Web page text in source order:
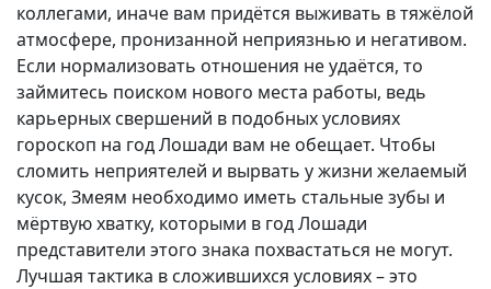
коллегами, иначе вам придётся выживать в тяжёлой
атмосфере, пронизанной неприязнью и негативом.
Если нормализовать отношения не удаётся, то
займитесь поиском нового места работы, ведь
карьерных свершений в подобных условиях
гороскоп на год Лошади вам не обещает. Чтобы
сломить неприятелей и вырвать у жизни желаемый
кусок, Змеям необходимо иметь стальные зубы и
мёртвую хватку, которыми в год Лошади
представители этого знака похвастаться не могут.
Лучшая тактика в сложившихся условиях – это